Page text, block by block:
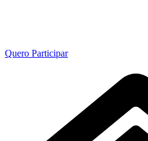
Quero Participar